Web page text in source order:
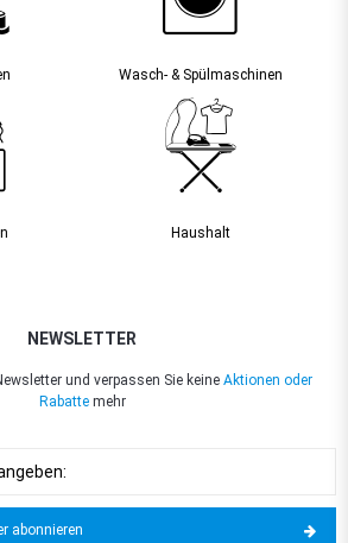
Wasch- & Spülmaschinen
Haushalt
NEWSLETTER
und verpassen Sie keine Aktionen oder
Rabattemehr
abonnieren